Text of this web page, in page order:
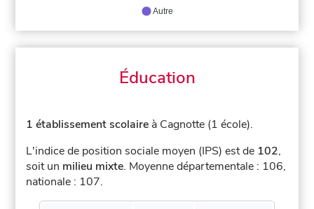
Autre
Éducation
1 établissement scolaire à Cagnotte (1 école).
L'indice de position sociale moyen (IPS) est de 102,
soit un milieu mixte. Moyenne départementale : 106,
nationale : 107.